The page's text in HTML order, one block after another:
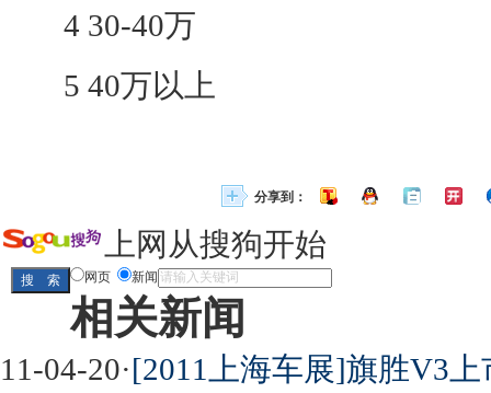
4 30-40万
5 40万以上
分享到：
上网从搜狗开始
网页 新闻
相关新闻
11-04-20·[2011上海车展]旗胜V3上